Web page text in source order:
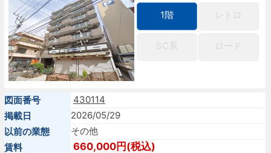
1階 レトロ
SC系 ロード
図面番号
430114
掲載日
2026/05/29
以前の業態
その他
賃料
660,000円(税込)